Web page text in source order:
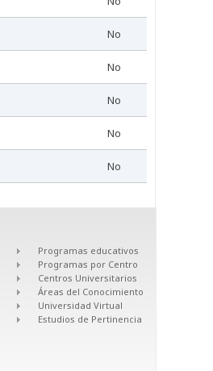
No
No
No
No
No
Programas educativos
Programas por Centro
Centros Universitarios
Áreas del Conocimiento
Universidad Virtual
Estudios de Pertinencia